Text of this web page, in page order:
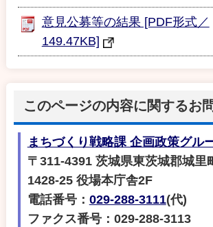
意見公募等の結果 [PDF形式／
149.47KB]
このページの内容に関するお
まちづくり戦略課 企画政策グル
〒311-4391 茨城県東茨城郡城里
1428-25 役場本庁舎2F
電話番号： 029-288-3111(代)
ファクス番号：029-288-3113